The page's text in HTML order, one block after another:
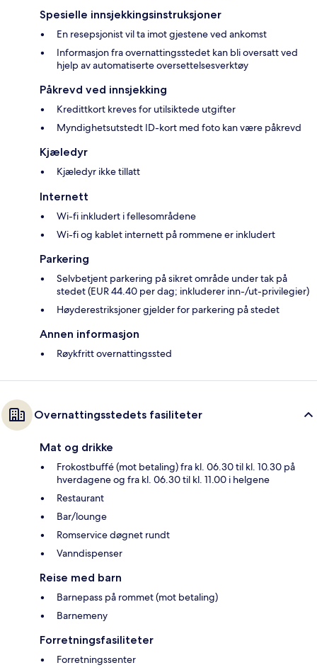
Spesielle innsjekkingsinstruksjoner
En resepsjonist vil ta imot gjestene ved ankomst
Informasjon fra overnattingsstedet kan bli oversatt ved
hjelp av automatiserte oversettelsesverktøy
Påkrevd ved innsjekking
Kredittkort kreves for utilsiktede utgifter
Myndighetsutstedt ID-kort med foto kan være påkrevd
Kjæledyr
Kjæledyr ikke tillatt
Internett
Wi-fi inkludert i fellesområdene
Wi-fi og kablet internett på rommene er inkludert
Parkering
Selvbetjent parkering på sikret område under tak på
stedet (EUR 44.40 per dag; inkluderer inn-/ut-privilegier)
Høyderestriksjoner gjelder for parkering på stedet
Annen informasjon
Røykfritt overnattingssted
Overnattingsstedets fasiliteter
Mat og drikke
Frokostbuffé (mot betaling) fra kl. 06.30 til kl. 10.30 på
hverdagene og fra kl. 06.30 til kl. 11.00 i helgene
Restaurant
Bar/lounge
Romservice døgnet rundt
Vanndispenser
Reise med barn
Barnepass på rommet (mot betaling)
Barnemeny
Forretningsfasiliteter
Forretningssenter